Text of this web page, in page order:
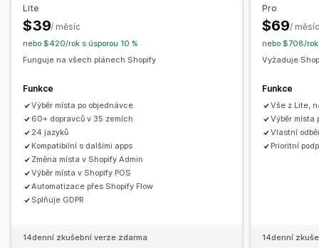
Přizpůsobení
Vlastní notifikace
Přejmenování možností
Geolokace Více jazyků Více měn
Lite
$39/ měsíc
nebo $420/rok s úsporou 10 %
Funguje na všech plánech Shopify
Funkce
Výběr místa po objednávce
60+ dopravců v 35 zemích
24 jazyků
Kompatibilní s dalšími apps
Změna místa v Shopify Admin
Výběr místa v Shopify POS
Automatizace přes Shopify Flow
Splňuje GDPR
14denní zkušební verze zdarma
Pro
$69/ měsíc
nebo $708/rok
Vyžaduje
Funkce
Vše z Lite,
Výběr místa
Vlastní
Prioritní
14denní